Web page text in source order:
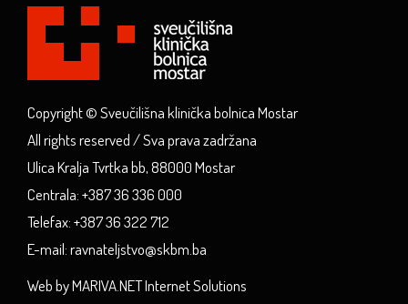
Copyright © Sveučilišna klinička bolnica Mostar
All rights reserved / Sva prava zadržana
Ulica Kralja Tvrtka bb, 88000 Mostar
Centrala: +387 36 336 000
Telefax: +387 36 322 712
E-mail: ravnateljstvo@skbm.ba
Web by MARIVA.NET Internet Solutions